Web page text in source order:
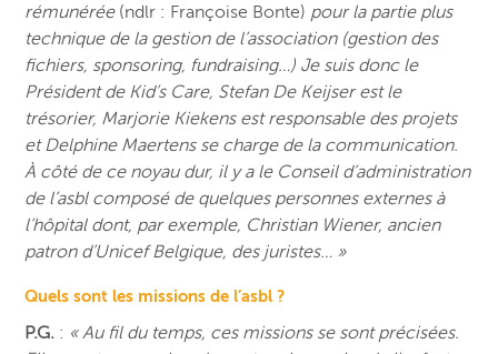
rémunérée (ndlr : Françoise Bonte) pour la partie plus
technique de la gestion de l’association (gestion des
fichiers, sponsoring, fundraising…) Je suis donc le
Président de Kid’s Care, Stefan De Keijser est le
trésorier, Marjorie Kiekens est responsable des projets
et Delphine Maertens se charge de la communication.
À côté de ce noyau dur, il y a le Conseil d’administration
de l’asbl composé de quelques personnes externes à
l’hôpital dont, par exemple, Christian Wiener, ancien
patron d’Unicef Belgique, des juristes… »
Quels sont les missions de l’asbl ?
P.G. : « Au fil du temps, ces missions se sont précisées.